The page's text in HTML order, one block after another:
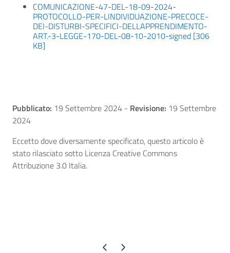
COMUNICAZIONE-47-DEL-18-09-2024-
PROTOCOLLO-PER-LINDIVIDUAZIONE-PRECOCE-
DEI-DISTURBI-SPECIFICI-DELLAPPRENDIMENTO-
ART.-3-LEGGE-170-DEL-08-10-2010-signed [306
KB]
Pubblicato: 19 Settembre 2024 - Revisione: 19 Settembre
2024
Eccetto dove diversamente specificato, questo articolo è
stato rilasciato sotto Licenza Creative Commons
Attribuzione 3.0 Italia.
Pagina precedente
Pagina successiva